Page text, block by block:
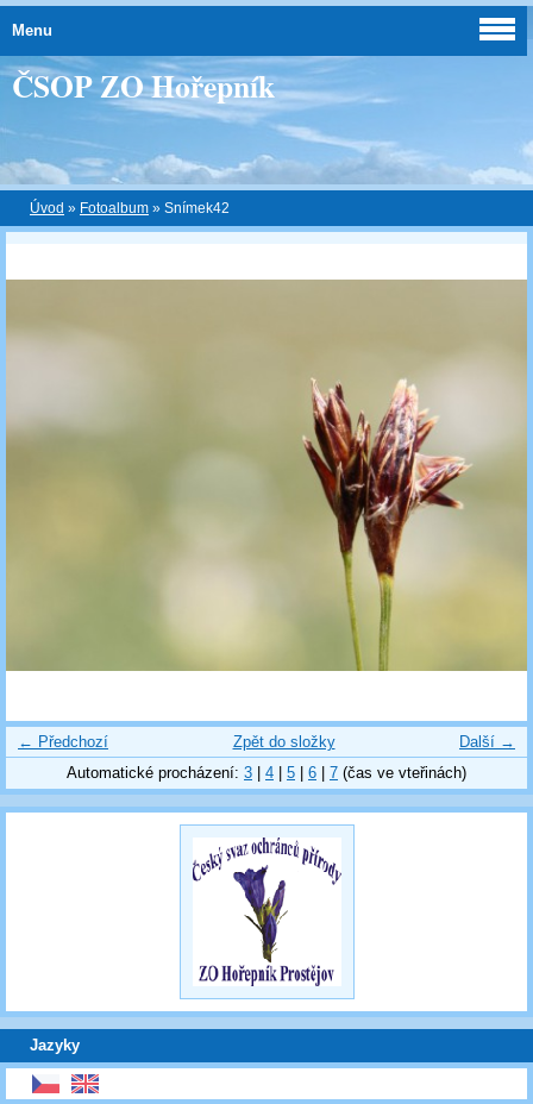
ČSOP ZO Hořepník
Úvod » Fotoalbum » Snímek42
← Předchozí Další →
Zpět do složky
Automatické procházení: 3 4 5 6 7 (čas ve vteřinách)
Jazyky
Menu